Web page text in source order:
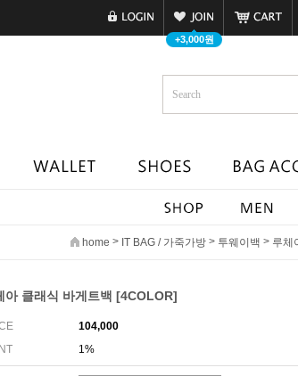
+3,000원
home > IT BAG / 가죽가방 > 투웨이백 > 루체
아 클래식 바게트백 [4COLOR]
104,000
1%